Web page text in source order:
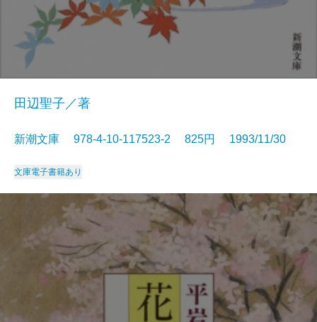
田辺聖子／著
新潮文庫 978-4-10-117523-2 825円 1993/11/30
文庫電子書籍あり